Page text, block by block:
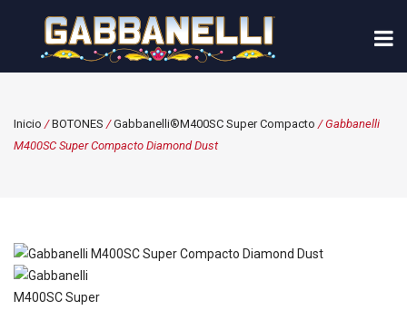
Inicio /BOTONES /Gabbanelli®M400SC Super Compacto / Gabbanelli
M400SC Super Compacto Diamond Dust